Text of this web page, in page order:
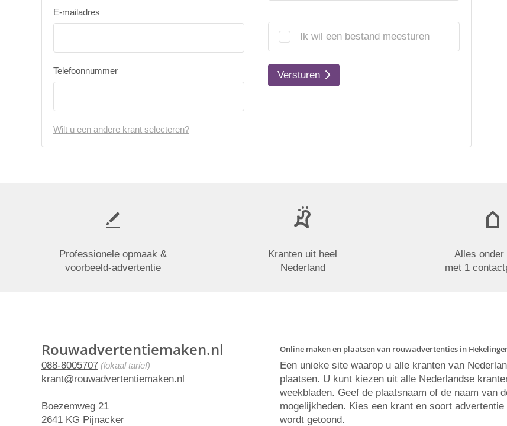
E-mailadres
Telefoonnummer
Ik wil een bestand meesturen
Versturen
Wilt u een andere krant selecteren?
Professionele opmaak &
voorbeeld-advertentie
Kranten uit heel
Nederland
Alles onder
met 1
Rouwadvertentiemaken.nl
088-8005707 (lokaal tarief)
krant@rouwadvertentiemaken.nl
Boezemweg 21
2641 KG Pijnacker
Online maken en plaatsen van rouwadvertenties in
Een unieke site waarop u alle kranten van
plaatsen. U kunt kiezen uit alle Nederlandse
weekbladen. Geef de plaatsnaam of de naam van
mogelijkheden. Kies een krant en soort
wordt getoond.